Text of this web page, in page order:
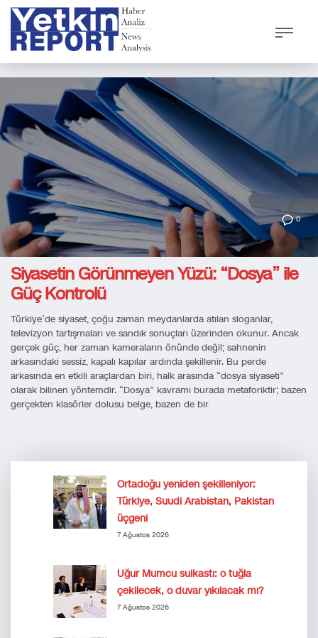
0
Siyasetin Görünmeyen Yüzü: “Dosya” ile
Güç Kontrolü
Türkiye’de siyaset, çoğu zaman meydanlarda atılan sloganlar,
televizyon tartışmaları ve sandık sonuçları üzerinden okunur. Ancak
gerçek güç, her zaman kameraların önünde değil; sahnenin
arkasındaki sessiz, kapalı kapılar ardında şekillenir. Bu perde
arkasında en etkili araçlardan biri, halk arasında “dosya siyaseti”
olarak bilinen yöntemdir. “Dosya” kavramı burada metaforiktir; bazen
gerçekten klasörler dolusu belge, bazen de bir
Ortadoğu yeniden şekilleniyor:
Türkiye, Suudi Arabistan, Pakistan
üçgeni
7 Ağustos 2026
Uğur Mumcu suikastı: o tuğla
çekilecek, o duvar yıkılacak mı?
7 Ağustos 2026